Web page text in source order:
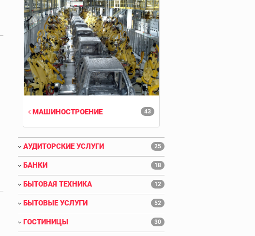
43
МАШИНОСТРОЕНИЕ
АУДИТОРСКИЕ УСЛУГИ 25
БАНКИ 18
БЫТОВАЯ ТЕХНИКА 12
БЫТОВЫЕ УСЛУГИ 52
ГОСТИНИЦЫ 30